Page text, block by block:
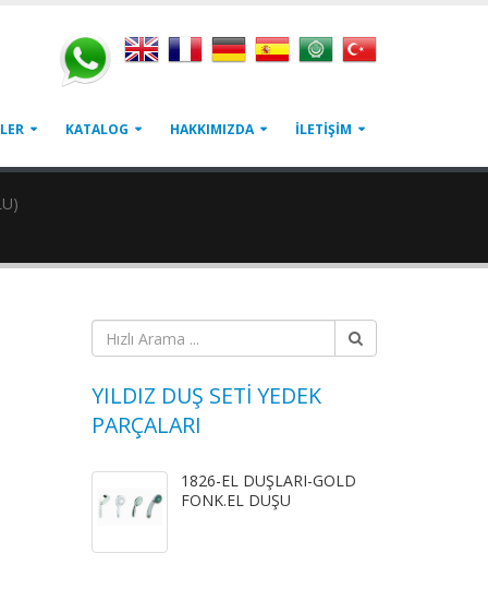
KATALOG HAKKIMIZDA İLETİŞİM
YILDIZ DUŞ SETİ YEDEK
PARÇALARI
1826-EL DUŞLARI-GOLD
FONK.EL DUŞU